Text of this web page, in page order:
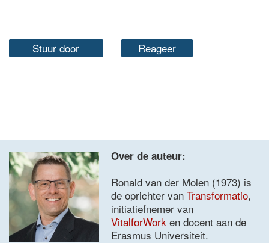
Stuur door Reageer
Over de auteur:
Ronald van der Molen (1973) is
de oprichter van Transformatio,
initiatiefnemer van
VitalforWork en docent aan de
Erasmus Universiteit.